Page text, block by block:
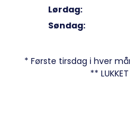
Lørdag:
Søndag:
* Første tirsdag i hver
**